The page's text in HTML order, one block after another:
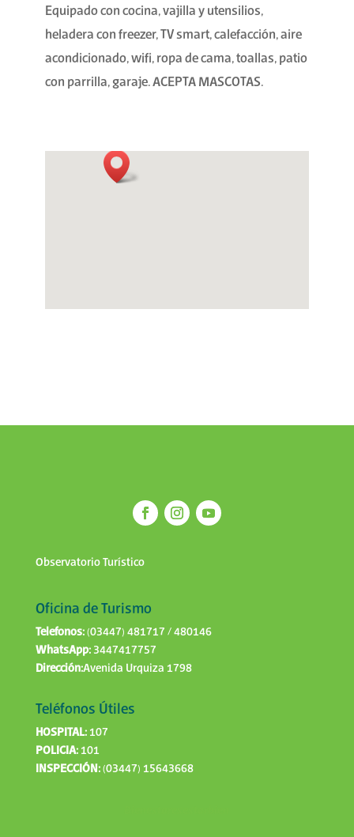
Equipado con cocina, vajilla y utensilios,
heladera con freezer, TV smart, calefacción, aire
acondicionado, wifi, ropa de cama, toallas, patio
con parrilla, garaje. ACEPTA MASCOTAS.
Observatorio Turístico
Oficina de Turismo
Telefonos:(03447) 481717 / 480146
WhatsApp:3447417757
Dirección:Avenida Urquiza 1798
Teléfonos Útiles
HOSPITAL:107
POLICIA:101
INSPECCIÓN:(03447) 15643668